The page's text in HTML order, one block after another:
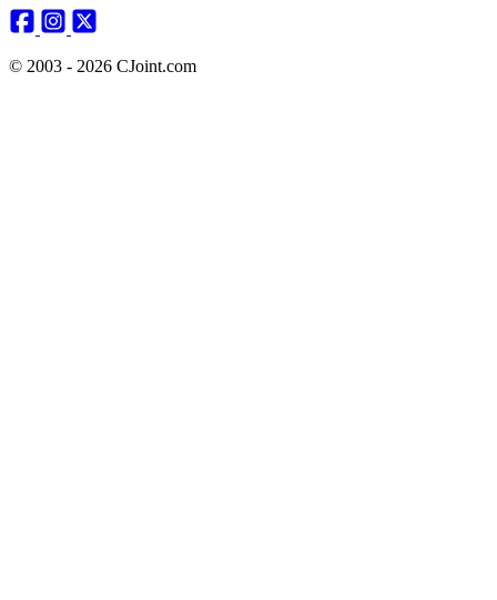
© 2003 - 2026 CJoint.com